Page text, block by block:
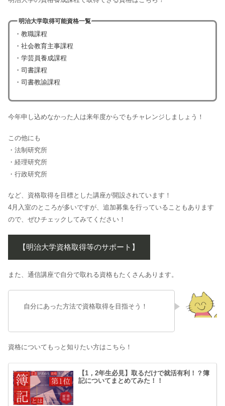
明治大学取得可能資格一覧
・教職課程
・社会教育主事課程
・学芸員養成課程
・司書課程
・司書教諭課程
今年申し込めなかった人は来年度からでもチャレンジしましょう！
この他にも
・法制研究所
・経理研究所
・行政研究所
など、資格取得を目標とした講座が開設されています！
4月入室のところが多いですが、追加募集を行っていることもあります
ので、ぜひチェックしてみてください！
【明治大学資格取得等のサポート】
また、通信講座で自分で取れる資格もたくさんあります。
自分にあった方法で資格取得を目指そう！
資格についてもっと知りたい方はこちら！
【1，2年生必見】取るだけで就活有利！？簿
記についてまとめてみた！！